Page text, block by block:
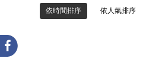
依時間排序 依人氣排序